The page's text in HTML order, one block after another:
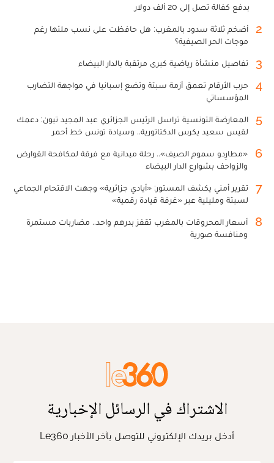
بدفع كفالة تصل إلى 20 ألف دولار
2
أضخم ثلاثة سدود بالمغرب: هل حافظت على نسب ملئها رغم
موجات الحر الصيفية؟
3 تفاصيل منشأة رياضية كبرى مرتقبة بالدار البيضاء
4
حرب الأرقام تعمق أزمة سبتة وتضع إسبانيا في مواجهة التضارب
المؤسساتي
5
المعارضة التونسية تراسل الرئيس الجزائري عبد المجيد تبون: دعمك
لقيس سعيد يكرس الدكتاتورية.. وسيادة تونس خط أحمر
6
«مطارِدو سموم الصيف».. رحلة ميدانية مع فرقة لمكافحة القوارض
والزواحف بشوارع الدار البيضاء
7
تقرير أمني يكشف المستور: «أيادي جزائرية» وجهت الاقتحام الجماعي
لسبتة ومليلية عبر «غرفة قيادة رقمية»
8
أسعار المحروقات بالمغرب تقفز بدرهم واحد.. مضاربات مستمرة
ومنافسة صورية
الاشتراك في الرسائل الإخبارية
أدخل بريدك الإلكتروني للتوصل بآخر الأخبار Le360